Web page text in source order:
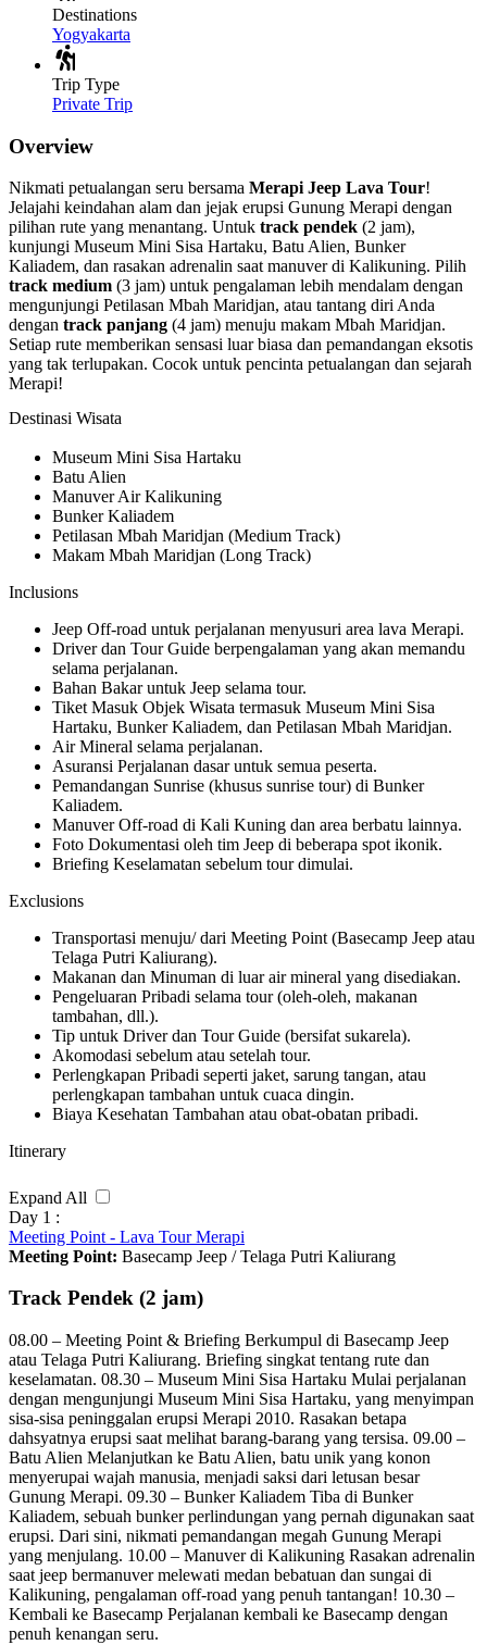
Destinations
Yogyakarta
Trip Type
Private Trip
Overview
Nikmati petualangan seru bersama Merapi Jeep Lava Tour!
Jelajahi keindahan alam dan jejak erupsi Gunung Merapi dengan
pilihan rute yang menantang. Untuk track pendek (2 jam),
kunjungi Museum Mini Sisa Hartaku, Batu Alien, Bunker
Kaliadem, dan rasakan adrenalin saat manuver di Kalikuning. Pilih
track medium (3 jam) untuk pengalaman lebih mendalam dengan
mengunjungi Petilasan Mbah Maridjan, atau tantang diri Anda
dengan track panjang (4 jam) menuju makam Mbah Maridjan.
Setiap rute memberikan sensasi luar biasa dan pemandangan eksotis
yang tak terlupakan. Cocok untuk pencinta petualangan dan sejarah
Merapi!
Destinasi Wisata
Museum Mini Sisa Hartaku
Batu Alien
Manuver Air Kalikuning
Bunker Kaliadem
Petilasan Mbah Maridjan (Medium Track)
Makam Mbah Maridjan (Long Track)
Inclusions
Jeep Off-road untuk perjalanan menyusuri area lava Merapi.
Driver dan Tour Guide berpengalaman yang akan memandu
selama perjalanan.
Bahan Bakar untuk Jeep selama tour.
Tiket Masuk Objek Wisata termasuk Museum Mini Sisa
Hartaku, Bunker Kaliadem, dan Petilasan Mbah Maridjan.
Air Mineral selama perjalanan.
Asuransi Perjalanan dasar untuk semua peserta.
Pemandangan Sunrise (khusus sunrise tour) di Bunker
Kaliadem.
Manuver Off-road di Kali Kuning dan area berbatu lainnya.
Foto Dokumentasi oleh tim Jeep di beberapa spot ikonik.
Briefing Keselamatan sebelum tour dimulai.
Exclusions
Transportasi menuju/ dari Meeting Point (Basecamp Jeep atau
Telaga Putri Kaliurang).
Makanan dan Minuman di luar air mineral yang disediakan.
Pengeluaran Pribadi selama tour (oleh-oleh, makanan
tambahan, dll.).
Tip untuk Driver dan Tour Guide (bersifat sukarela).
Akomodasi sebelum atau setelah tour.
Perlengkapan Pribadi seperti jaket, sarung tangan, atau
perlengkapan tambahan untuk cuaca dingin.
Biaya Kesehatan Tambahan atau obat-obatan pribadi.
Itinerary
Expand All
Day 1 :
Meeting Point - Lava Tour Merapi
Meeting Point: Basecamp Jeep / Telaga Putri Kaliurang
Track Pendek (2 jam)
08.00 – Meeting Point & Briefing Berkumpul di Basecamp Jeep
atau Telaga Putri Kaliurang. Briefing singkat tentang rute dan
keselamatan. 08.30 – Museum Mini Sisa Hartaku Mulai perjalanan
dengan mengunjungi Museum Mini Sisa Hartaku, yang menyimpan
sisa-sisa peninggalan erupsi Merapi 2010. Rasakan betapa
dahsyatnya erupsi saat melihat barang-barang yang tersisa. 09.00 –
Batu Alien Melanjutkan ke Batu Alien, batu unik yang konon
menyerupai wajah manusia, menjadi saksi dari letusan besar
Gunung Merapi. 09.30 – Bunker Kaliadem Tiba di Bunker
Kaliadem, sebuah bunker perlindungan yang pernah digunakan saat
erupsi. Dari sini, nikmati pemandangan megah Gunung Merapi
yang menjulang. 10.00 – Manuver di Kalikuning Rasakan adrenalin
saat jeep bermanuver melewati medan bebatuan dan sungai di
Kalikuning, pengalaman off-road yang penuh tantangan! 10.30 –
Kembali ke Basecamp Perjalanan kembali ke Basecamp dengan
penuh kenangan seru.